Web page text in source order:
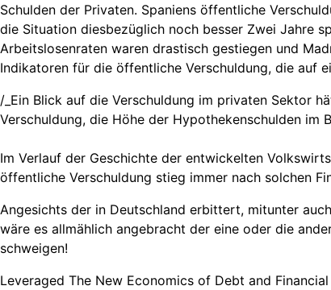
Schulden der Privaten. Spaniens öffentliche
die Situation diesbezüglich noch besser Zwei Jahre
Arbeitslosenraten waren drastisch gestiegen und
Indikatoren für die öffentliche Verschuldung, die auf
/_Ein Blick auf die Verschuldung im privaten Sektor
Verschuldung, die Höhe der Hypothekenschulden im
Im Verlauf der Geschichte der entwickelten
öffentliche Verschuldung stieg immer nach solchen
Angesichts der in Deutschland erbittert, mitunter
wäre es allmählich angebracht der eine oder die
schweigen!
Leveraged The New Economics of Debt and